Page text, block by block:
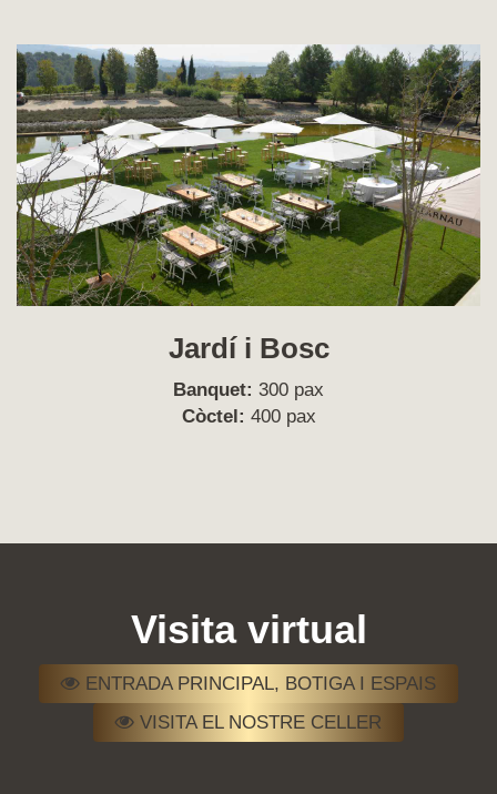
Jardí i Bosc
Banquet: 300 pax
Còctel: 400 pax
Visita virtual
ENTRADA PRINCIPAL, BOTIGA I ESPAIS
VISITA EL NOSTRE CELLER